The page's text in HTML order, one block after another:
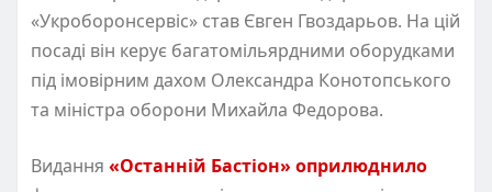
«Укроборонсервіс» став Євген Гвоздарьов. На цій
посаді він керує багатомільярдними оборудками
під імовірним дахом Олександра Конотопського
та міністра оборони Михайла Федорова.
Видання «Останній Бастіон» оприлюднило